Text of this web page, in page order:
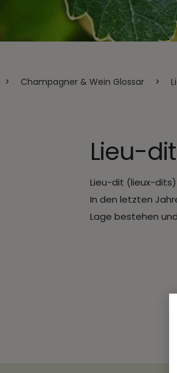
> Champagner & Wein Glossar >
Lieu-
Lieu-dit (lieux-
In den letzten
Lage bestehen